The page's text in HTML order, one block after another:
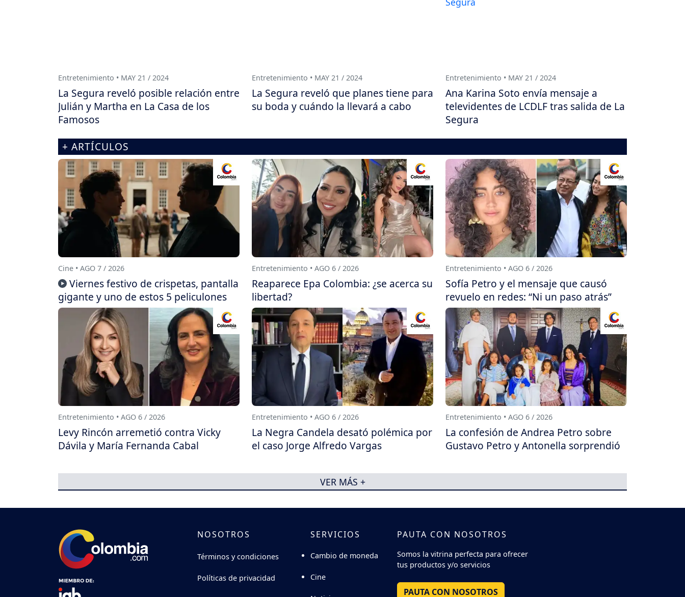
Entretenimiento • MAY 21 / 2024
La Segura reveló posible relación entre
Julián y Martha en La Casa de los
Famosos
Entretenimiento • MAY 21 / 2024
La Segura reveló que planes tiene para
su boda y cuándo la llevará a cabo
Entretenimiento • MAY 21 / 2024
Ana Karina Soto envía mensaje a
televidentes de LCDLF tras salida de La
Segura
+ ARTÍCULOS
Cine • AGO 7 / 2026
Viernes festivo de crispetas, pantalla
gigante y uno de estos 5 peliculones
Entretenimiento • AGO 6 / 2026
Reaparece Epa Colombia: ¿se acerca su
libertad?
Entretenimiento • AGO 6 / 2026
Sofía Petro y el mensaje que causó
revuelo en redes: “Ni un paso atrás”
Entretenimiento • AGO 6 / 2026
Levy Rincón arremetió contra Vicky
Dávila y María Fernanda Cabal
Entretenimiento • AGO 6 / 2026
La Negra Candela desató polémica por
el caso Jorge Alfredo Vargas
Entretenimiento • AGO 6 / 2026
La confesión de Andrea Petro sobre
Gustavo Petro y Antonella sorprendió
VER MÁS +
NOSOTROS
Términos y condiciones
Políticas de privacidad
SERVICIOS
Cambio de moneda
Cine
PAUTA CON NOSOTROS
Somos la vitrina perfecta para ofrecer
tus productos y/o servicios
PAUTA CON NOSOTROS